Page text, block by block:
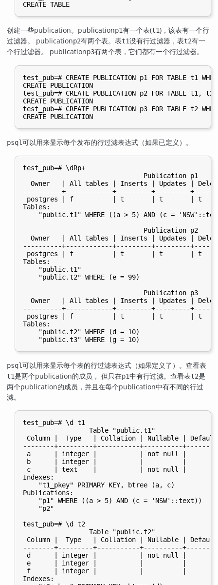
创建一些publication。publicationp1有一个表(t1)，该表有一个行
过滤器。 publicationp2有两个表。表t1没有行过滤器，表t2有一
个行过滤器。 publicationp3有两个表，它们都有一个行过滤器。
test_pub=# CREATE PUBLICATION p1 FOR TABLE t1
CREATE PUBLICATION
test_pub=# CREATE PUBLICATION p2 FOR TABLE t1,
CREATE PUBLICATION
test_pub=# CREATE PUBLICATION p3 FOR TABLE t2
psql可以用来显示每个发布的行过滤表达式（如果已定义）。
test_pub=# \dRp+
                               Publication p1
Owner   | All tables | Inserts | Updates |
----------+------------+---------+---------
postgres | f          | t       | t       | t
Tables:
"public.t1" WHERE ((a > 5) AND (c =
                               Publication p2
Owner   | All tables | Inserts | Updates |
----------+------------+---------+---------
postgres | f          | t       | t       | t
Tables:
    "public.t1"
    "public.t2" WHERE (e = 99)
                               Publication p3
Owner   | All tables | Inserts | Updates |
----------+------------+---------+---------
postgres | f          | t       | t       | t
Tables:
    "public.t2" WHERE (d = 10)
psql可以用来显示每个表的行过滤表达式（如果定义了）。查看表
t1是两个publication的成员， 但只在p1中有行过滤。查看表t2是
两个publication的成员，并且在每个publication中有不同的行过
滤。
test_pub=# \d t1
                 Table "public.t1"
Column |  Type   | Collation | Nullable | Default
--------+---------+-----------+----------
a      | integer |           | not null |
b      | integer |           |          |
c      | text    |           | not null |
Indexes:
    "t1_pkey" PRIMARY KEY, btree (a, c)
Publications:
    "p1" WHERE ((a > 5) AND (c = 'NSW'::text))
    "p2"
test_pub=# \d t2
                 Table "public.t2"
Column |  Type   | Collation | Nullable | Default
--------+---------+-----------+----------
d      | integer |           | not null |
e      | integer |           |          |
f      | integer |           |          |
Indexes: